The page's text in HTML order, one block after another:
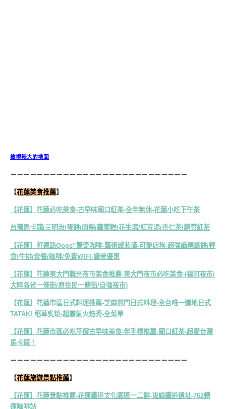
檢視較大的地圖
－－－－－－－－－－－－－－－－－－－－－－－－－－－
【花蓮美食推薦】
【花蓮】花蓮必吃美食-古早味廟口紅茶-全年無休-花蓮小吃下午茶
台灣馬卡龍/三明治/蛋餅/肉粽/蘿蔔糕/花生湯/紅豆湯/杏仁茶/鋼管紅茶
【花蓮】軒遠路Oops”驚奇咖啡-藝術感裝潢-可愛店狗-超強麻糬鬆餅/輕
食/牛排/套餐/咖啡/免費WIFI-讀者優惠
【花蓮】花蓮東大門觀光夜市美食推薦-東大門夜市必吃美食-(福町夜市/
大陸各省一條街/原住民一條街/自強夜市)
【花蓮】花蓮市區日式料理推薦-芝麻開門日式料理-全台唯一道地日式
TATAKI 稻草炙燒-超霸氣火焰秀-全菜單
【花蓮】花蓮市區必吃平價古早味美食-伴手禮推薦-廟口紅茶-超愛台灣
馬卡龍！
－－－－－－－－－－－－－－－－－－－－－－－－－－－
【花蓮旅遊景點推薦】
【花蓮】花蓮景點推薦-花蓮鐵道文化園區一二館-東線鐵道遺址-762轉
運咖啡站